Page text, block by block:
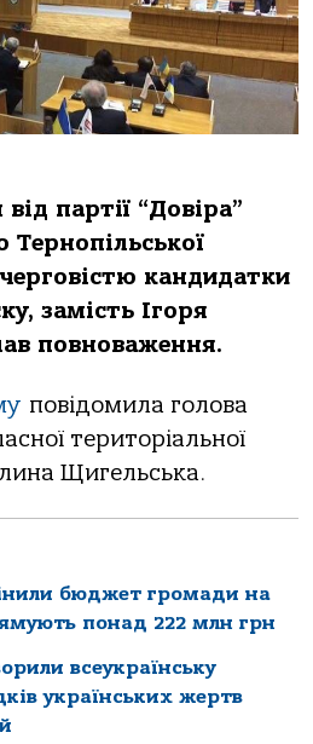
партії “Довіра”
Тернопільської
кандидатки
замість Ігоря
повноваження.
повідомила голова
територіальної
Щигельська.
бюджет громади на
понад 222 млн грн
всеукраїнську
українських жертв